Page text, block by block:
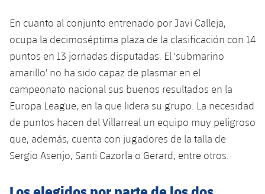
Fotos
Palmarés
Historia
Alevín
Actualidad
Calendario
Entradas
Resultados
Clasificaciones
Barça Atlètic
plusicon
más
Actualidad
Calendario
Resultados
Jugadores
Base
plusicon
más
Actualidad
Barça C
Junior
Campus Verano
PLUSICON
MÁS
Información general
plusicon
más
plusicon
más
En cuanto al conjunto entrenado por Javi Calleja,
ocupa la decimoséptima plaza de la clasificación con 14
puntos en 13 jornadas disputadas. El 'submarino
amarillo' no ha sido capaz de plasmar en el
campeonato nacional sus buenos resultados en la
Europa League, en la que lidera su grupo. La necesidad
de puntos hacen del Villarreal un equipo muy peligroso
que, además, cuenta con jugadores de la talla de
Sergio Asenjo, Santi Cazorla o Gerard, entre otros.